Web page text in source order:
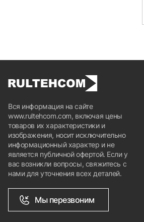
Вся информация на сайте
www.rultehcom.com, включая цены
товаров их характеристики и
изображения, носит исключительно
информационный характер и не
является публичной офертой. Если у
вас возникли вопросы, свяжитесь с
нами для уточнения всех деталей.
Мы перезвоним